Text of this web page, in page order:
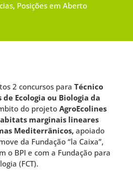
, Posições em Aberto
2 concursos para Técnico
de Ecologia ou Biologia da
do projeto AgroEcolines
marginais lineares
Mediterrânicos, apoiado
da Fundação “la Caixa”,
o BPI e com a Fundação para
(FCT).